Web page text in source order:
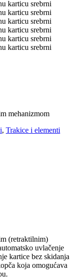
mehanizmom
, Trakice i elementi
(retraktilnim)
uvlačenje
kartice bez skidanja
koja omogućava